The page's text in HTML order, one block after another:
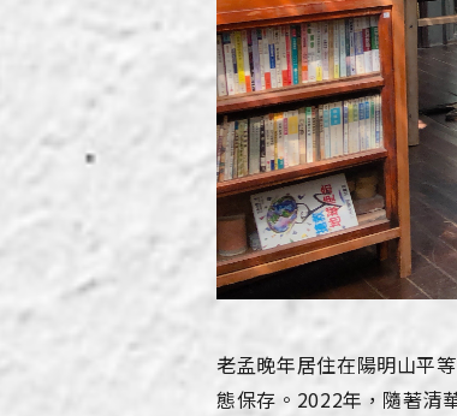
老孟晚年居住在陽明山平
態保存。2022年，隨著清